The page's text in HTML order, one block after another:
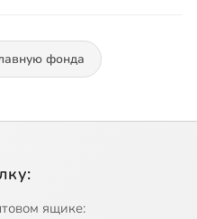
фонда
ящике: